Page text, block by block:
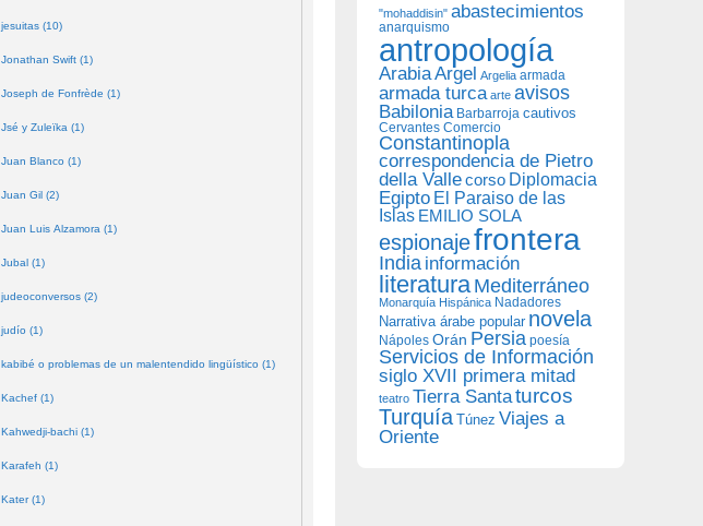
jesuitas (10)
Jonathan Swift (1)
Joseph de Fonfrède (1)
Jsé y Zuleïka (1)
Juan Blanco (1)
Juan Gil (2)
Juan Luis Alzamora (1)
Jubal (1)
judeoconversos (2)
judío (1)
kabibé o problemas de un malentendido lingüístico (1)
Kachef (1)
Kahwedji-bachi (1)
Karafeh (1)
Kater (1)
"mohaddisin" abastecimientos
anarquismo
antropología
ArabiaArgel Argelia armada
armada turca arte avisos
Babilonia Barbarroja cautivos
Cervantes Comercio
Constantinopla
correspondencia de Pietro
della Vallecorso Diplomacia
Egipto El Paraiso de las
Islas EMILIO SOLA
espionajefrontera
India información
literatura Mediterráneo
Monarquía Hispánica Nadadores
Narrativa árabe popular novela
Nápoles Orán Persia poesía
Servicios de Información
siglo XVII primera mitad
teatro Tierra Santaturcos
Turquía Túnez Viajes a
Oriente